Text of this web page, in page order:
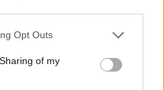
Opt Outs
of my
2026